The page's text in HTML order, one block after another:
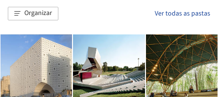
Organizar Ver todas as pastas